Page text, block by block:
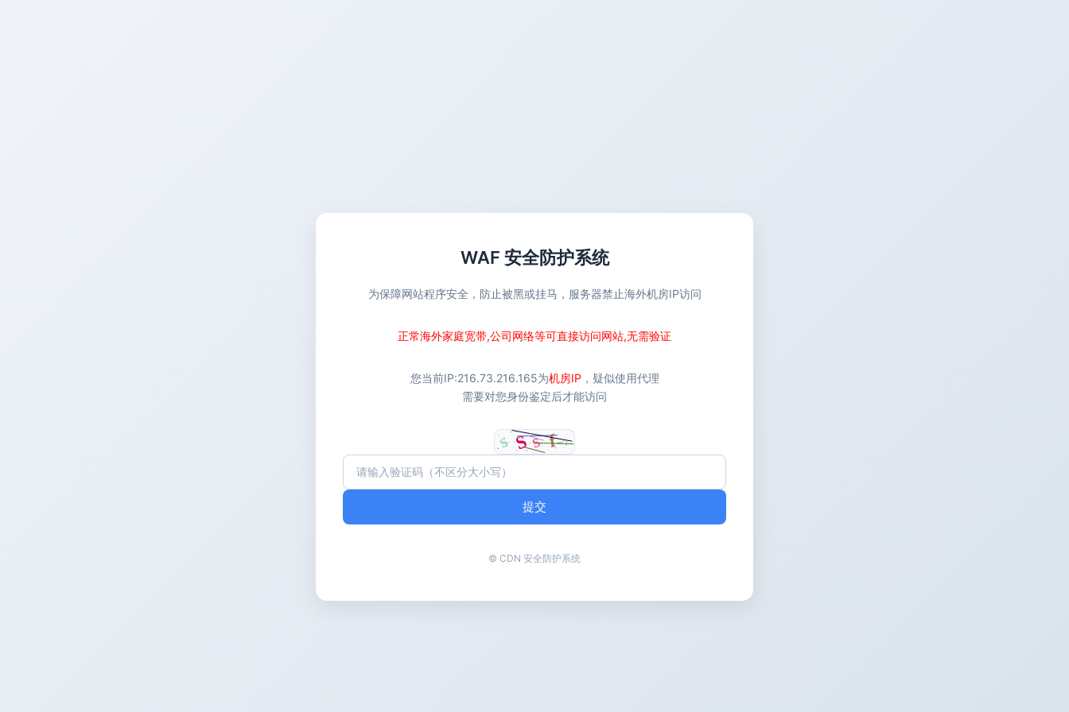
WAF 安全防护系统
为保障网站程序安全，防止被黑或挂马，服务器禁止海外机房IP访问
正常海外家庭宽带,公司网络等可直接访问网站,无需验证
您当前IP:216.73.216.165为机房IP ，疑似使用代理
需要对您身份鉴定后才能访问
提交
© CDN 安全防护系统